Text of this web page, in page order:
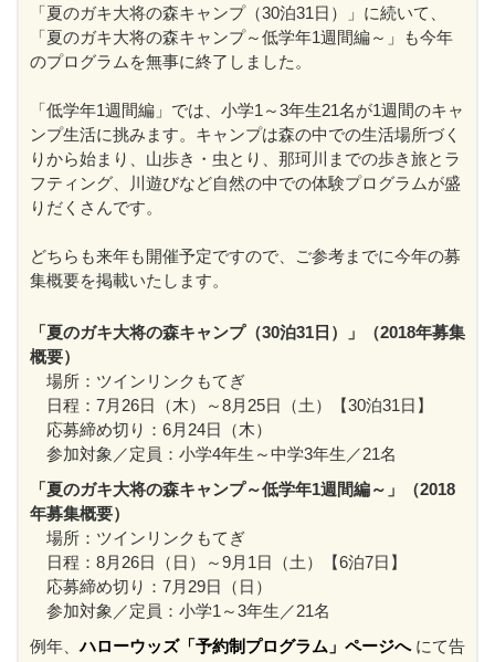
「夏のガキ大将の森キャンプ（30泊31日）」に続いて、
「夏のガキ大将の森キャンプ～低学年1週間編～」も今年
のプログラムを無事に終了しました。
「低学年1週間編」では、小学1～3年生21名が1週間のキャ
ンプ生活に挑みます。キャンプは森の中での生活場所づく
りから始まり、山歩き・虫とり、那珂川までの歩き旅とラ
フティング、川遊びなど自然の中での体験プログラムが盛
りだくさんです。
どちらも来年も開催予定ですので、ご参考までに今年の募
集概要を掲載いたします。
「夏のガキ大将の森キャンプ（30泊31日）」（2018年募集
概要）
場所：ツインリンクもてぎ
日程：7月26日（木）～8月25日（土）【30泊31日】
応募締め切り：6月24日（木）
参加対象／定員：小学4年生～中学3年生／21名
「夏のガキ大将の森キャンプ～低学年1週間編～」（2018
年募集概要）
場所：ツインリンクもてぎ
日程：8月26日（日）～9月1日（土）【6泊7日】
応募締め切り：7月29日（日）
参加対象／定員：小学1～3年生／21名
例年、ハローウッズ「予約制プログラム」ページへにて告